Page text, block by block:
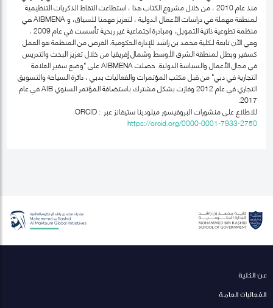
منذ عام 2010 ، من خلال مشروع الكتاب هذا ، استطاعت التقاط الذكريات التنظيمية
لمنطقة مهملة في دراسات الأعمال الدولية ، لتعزيز فهمنا للسياق، و AIBMENA هي
منظمة تطوعية ذاتية التمويل، ومبادرة اجتماعية غير ربحية تأسست في عام 2009 ،
وهي الآن تابعة لـكلية محمد بن راشد للإدارة الحكومية. الغرض من المنظمة هو العمل
كسفير وبطل لمنطقة الشرق الأوسط وشمال إفريقيا من خلال تعزيز البحث والتدريس
في مجال الأعمال والسياسة الدولية. حصلت AIBMENA على "وضع سفير العلامة
التجارية في دبي" من قبل مكتب المؤتمرات والفعاليات بدبي ، دائرة السياحة والتسويق
التجاري في عام 2012 وفازت بشكل مشترك باستضافة المؤتمر السنوي AIB في عام
2017.
للاطلاع على منشورات البروفيسور ميلودينا ستيفانز عبر ORCID :
https://orcid.org/0000-0001-7933-2750
عن الكلية
الفعاليات العامة